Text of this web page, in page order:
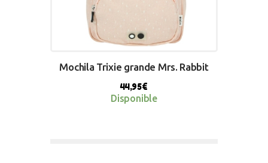
Mochila Trixie grande Mrs. Rabbit
44,95€
Disponible